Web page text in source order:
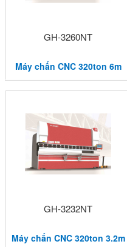
GH-3260NT
Máy chấn CNC 320ton 6m
GH-3232NT
Máy chấn CNC 320ton 3.2m